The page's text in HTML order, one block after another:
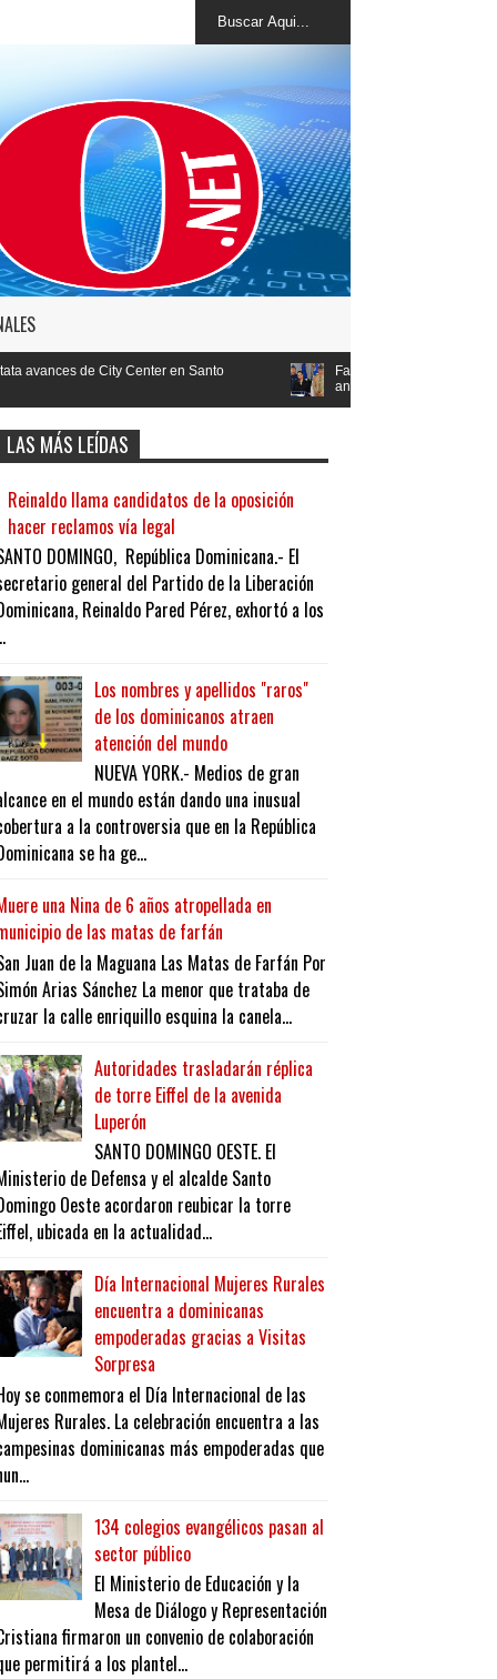
en Santo
Faride Raful: "Si un agente policial actuó mal,
LAS MÁS LEÍDAS
Reinaldo llama candidatos de la oposición
hacer reclamos vía legal
DOMINGO, República Dominicana.- El
general del Partido de la Liberación
Reinaldo Pared Pérez, exhortó a los
Los nombres y apellidos "raros"
de los dominicanos atraen
atención del mundo
NUEVA YORK.- Medios de gran
en el mundo están dando una inusual
a la controversia que en la República
se ha ge...
una Nina de 6 años atropellada en
de las matas de farfán
Juan de la Maguana Las Matas de Farfán Por
Arias Sánchez La menor que trataba de
la calle enriquillo esquina la canela...
Autoridades trasladarán réplica
de torre Eiffel de la avenida
Luperón
SANTO DOMINGO OESTE. El
de Defensa y el alcalde Santo
Oeste acordaron reubicar la torre
ubicada en la actualidad...
Día Internacional Mujeres Rurales
encuentra a dominicanas
empoderadas gracias a Visitas
Sorpresa
se conmemora el Día Internacional de las
Rurales. La celebración encuentra a las
dominicanas más empoderadas que
134 colegios evangélicos pasan al
sector público
El Ministerio de Educación y la
Mesa de Diálogo y Representación
firmaron un convenio de colaboración
permitirá a los plantel...